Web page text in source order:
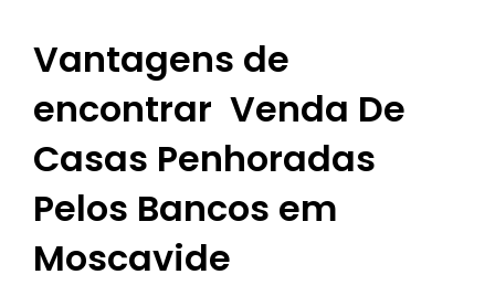
Vantagens de
encontrar Venda De
Casas Penhoradas
Pelos Bancos em
Moscavide